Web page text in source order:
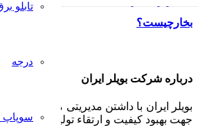
تابلو
درجه
سوپاپ
بخارچیست؟
درباره شرکت بویلر ایران
بویلر ایران با داشتن مدیریتی مجرب و
جهت بهبود کیفیت و ارتقاء تولیدات خود